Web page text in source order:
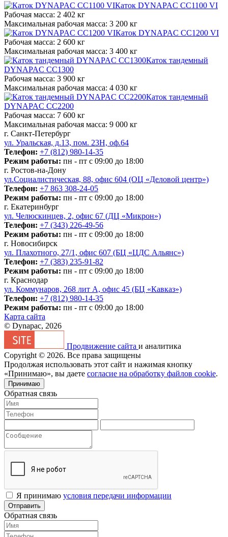
Каток DYNAPAC CC1100 VI
Рабочая масса: 2 402 кг
Максимальная рабочая масса: 3 200 кг
Каток DYNAPAC CC1200 VI
Рабочая масса: 2 600 кг
Максимальная рабочая масса: 3 400 кг
Каток тандемный
DYNAPAC CC1300
Рабочая масса: 3 900 кг
Максимальная рабочая масса: 4 030 кг
Каток тандемный
DYNAPAC CC2200
Рабочая масса: 7 600 кг
Максимальная рабочая масса: 9 000 кг
г. Санкт-Петербург
ул. Уральская, д.13, пом. 23Н, оф.64
Телефон: +7 (812) 980-14-35
Режим работы: пн - пт с 09:00 до 18:00
г. Ростов-на-Дону
ул.Социалистическая, 88, офис 604 (ОЦ «Деловой центр»)
Телефон: +7 863 308-24-05
Режим работы: пн - пт с 09:00 до 18:00
г. Екатеринбург
ул. Челюскинцев, 2, офис 67 (ДЦ «Микрон»)
Телефон: +7 (343) 226-49-56
Режим работы: пн - пт с 09:00 до 18:00
г. Новосибирск
ул. Плахотного, 27/1, офис 607 (БЦ «ЦДС Альянс»)
Телефон: +7 (383) 235-91-82
Режим работы: пн - пт с 09:00 до 18:00
г. Краснодар
ул. Коммунаров, 268 лит А, офис 45 (БЦ «Кавказ»)
Телефон: +7 (812) 980-14-35
Режим работы: пн - пт с 09:00 до 18:00
Карта сайта
© Dynapac, 2026
Продвижение сайта и аналитика
Copyright © 2026. Все права защищены
Продолжая использовать этот сайт и нажимая кнопку
«Принимаю», вы даете согласие на обработку файлов cookie.
Принимаю
Обратная связь
Я принимаю условия передачи информации
Отправить
Обратная связь